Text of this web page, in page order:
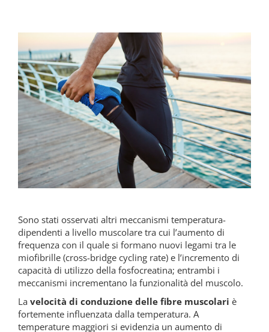
Sono stati osservati altri meccanismi temperatura-
dipendenti a livello muscolare tra cui l’aumento di
frequenza con il quale si formano nuovi legami tra le
miofibrille (cross-bridge cycling rate) e l’incremento di
capacità di utilizzo della fosfocreatina; entrambi i
meccanismi incrementano la funzionalità del muscolo.
La velocità di conduzione delle fibre muscolari è
fortemente influenzata dalla temperatura. A
temperature maggiori si evidenzia un aumento di